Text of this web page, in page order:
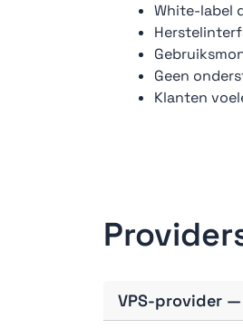
White-label
Geen
Klanten
VPS-provider